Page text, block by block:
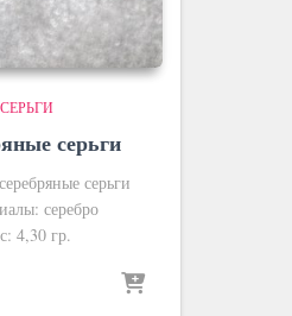
СЕРЬГИ
серьги
серьги
серебро
4,30 гр.